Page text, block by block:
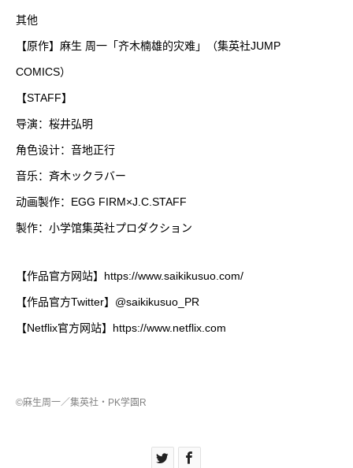
其他
【原作】麻生 周一「齐木楠雄的灾难」（集英社JUMP
COMICS）
【STAFF】
导演：桜井弘明
角色设计：音地正行
音乐：斉木ックラバー
动画製作：EGG FIRM×J.C.STAFF
製作：小学馆集英社プロダクション
【作品官方网站】 https://www.saikikusuo.com/
【作品官方Twitter】@saikikusuo_PR
【Netflix官方网站】 https://www.netflix.com
©麻生周一／集英社・PK学園R